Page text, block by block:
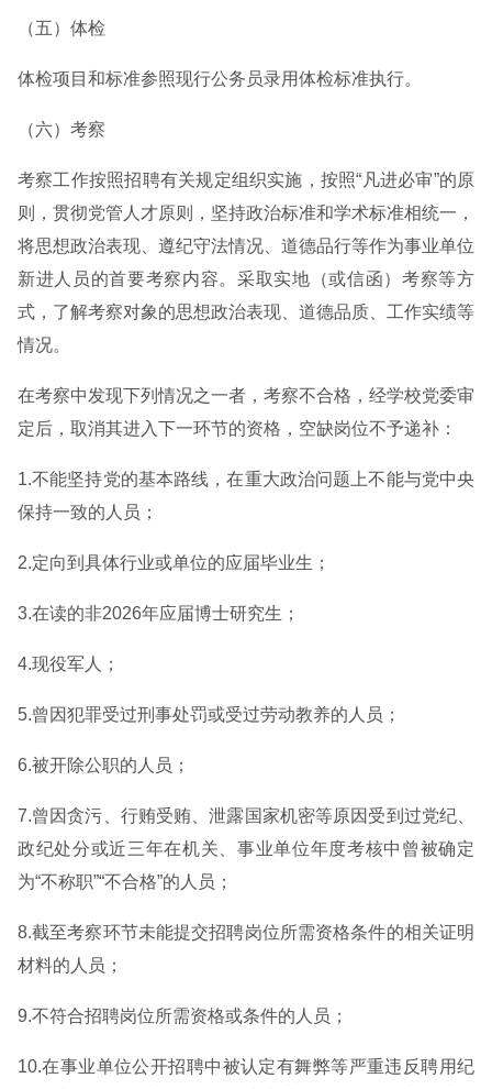
（五）体检
体检项目和标准参照现行公务员录用体检标准执行。
（六）考察
考察工作按照招聘有关规定组织实施，按照“凡进必审”的原
则，贯彻党管人才原则，坚持政治标准和学术标准相统一，
将思想政治表现、遵纪守法情况、道德品行等作为事业单位
新进人员的首要考察内容。采取实地（或信函）考察等方
式，了解考察对象的思想政治表现、道德品质、工作实绩等
情况。
在考察中发现下列情况之一者，考察不合格，经学校党委审
定后，取消其进入下一环节的资格，空缺岗位不予递补：
1.不能坚持党的基本路线，在重大政治问题上不能与党中央
保持一致的人员；
2.定向到具体行业或单位的应届毕业生；
3.在读的非2026年应届博士研究生；
4.现役军人；
5.曾因犯罪受过刑事处罚或受过劳动教养的人员；
6.被开除公职的人员；
7.曾因贪污、行贿受贿、泄露国家机密等原因受到过党纪、
政纪处分或近三年在机关、事业单位年度考核中曾被确定
为“不称职”“不合格”的人员；
8.截至考察环节未能提交招聘岗位所需资格条件的相关证明
材料的人员；
9.不符合招聘岗位所需资格或条件的人员；
10.在事业单位公开招聘中被认定有舞弊等严重违反聘用纪